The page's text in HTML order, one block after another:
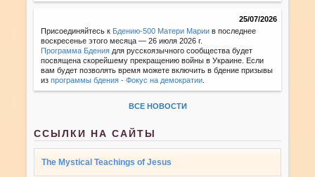
25/07/2026
Присоединяйтесь к Бдению-500 Матери Марии в последнее
воскресенье этого месяца — 26 июля 2026 г.
Программа Бдения для русскоязычного сообщества будет
посвящена скорейшему прекращению войны в Украине. Если
вам будет позволять время можете включить в бдение призывы
изпрограммы бдения - Фокус на демократии
ВСЕ НОВОСТИ
ССЫЛКИ НА САЙТЫ
The Mystical Teachings of Jesus